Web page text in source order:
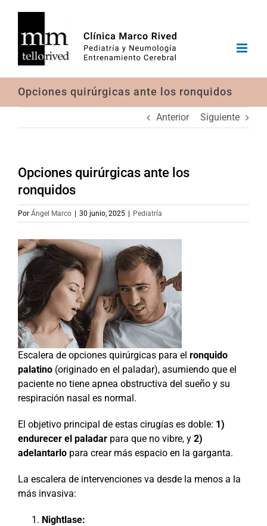
contenido
Opciones quirúrgicas ante los ronquidos
Anterior Siguiente
Opciones quirúrgicas ante los
ronquidos
Por Ángel Marco 30 junio, 2025 Pediatría
Escalera de opciones quirúrgicas para el ronquido
palatino(originado en el paladar), asumiendo que el
paciente no tiene apnea obstructiva del sueño y su
respiración nasal es normal.
El objetivo principal de estas cirugías es doble: 1)
endurecer el paladarpara que no vibre, y 2)
adelantarlopara crear más espacio en la garganta.
La escalera de intervenciones va desde la menos a la
más invasiva:
Nightlase: